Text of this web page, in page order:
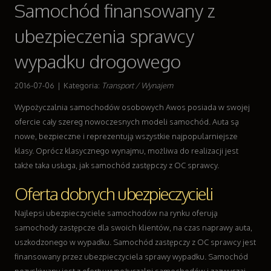
Dla Dzieci
Wyposażenie Wnętrz
Wyposażenie Łazienki
Odzież
Sport
Art. Dla Zwierząt
Ogród, Rośliny
Chemia
Art. Spożywcze
Materiały Eksploatacyjne
Inne Sklepy
Sprzęt
Maszyny
Narzędzia
Przemysł Metalowy
Transport
Samochód finansowany z
ubezpieczenia sprawcy
wypadku drogowego
2016-07-06 | Kategoria: Transport / Wynajem
Wypożyczalnia samochodów osobowych Awos posiada w swojej
ofercie cały szereg nowoczesnych modeli samochód. Auta są
nowe, bezpieczne i reprezentują wszystkie najpopularniejsze
klasy. Oprócz klasycznego wynajmu, możliwa do realizacji jest
także taka usługa, jak samochód zastępczy z OC sprawcy.
Oferta dobrych ubezpieczycieli
Najlepsi ubezpieczyciele samochodów na rynku oferują
samochody zastępcze dla swoich klientów, na czas naprawy auta,
uszkodzonego w wypadku. Samochód zastępczy z OC sprawcy jest
finansowany przez ubezpieczyciela sprawy wypadku. Samochód